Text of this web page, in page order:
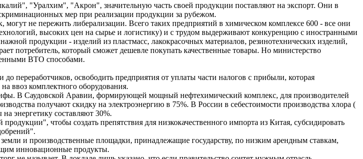
"Уралхим", "Акрон", значительную часть своей продукции поставляют на экспорт. Они в
мер при реализации продукции за рубежом.
не пережить либерализации. Всего таких предприятий в химическом комплексе 600 - все они
высоких цен на сырье и логистику) и с трудом выдерживают конкуренцию с иностранными
продукции - изделий из пластмасс, лакокрасочных материалов, резинотехнических изделий,
потребитель, который сможет дешевле покупать качественные товары. Но министерство
ВТО способами.
переработчиков, освободить предприятия от уплаты части налогов с прибыли, которая
ввоз комплектного оборудования.
В Саудовской Аравии, формирующей мощный нефтехимический комплекс, для производителей
получают скидку на электроэнергию в 75%. В России в себестоимости производства хлора (
энергетику составляют 30%.
чтобы создать препятствия для низкокачественного импорта из Китая, субсидировать
и производственные площадки, принадлежащие государству, по низким арендным ставкам,
инновационные продукты.